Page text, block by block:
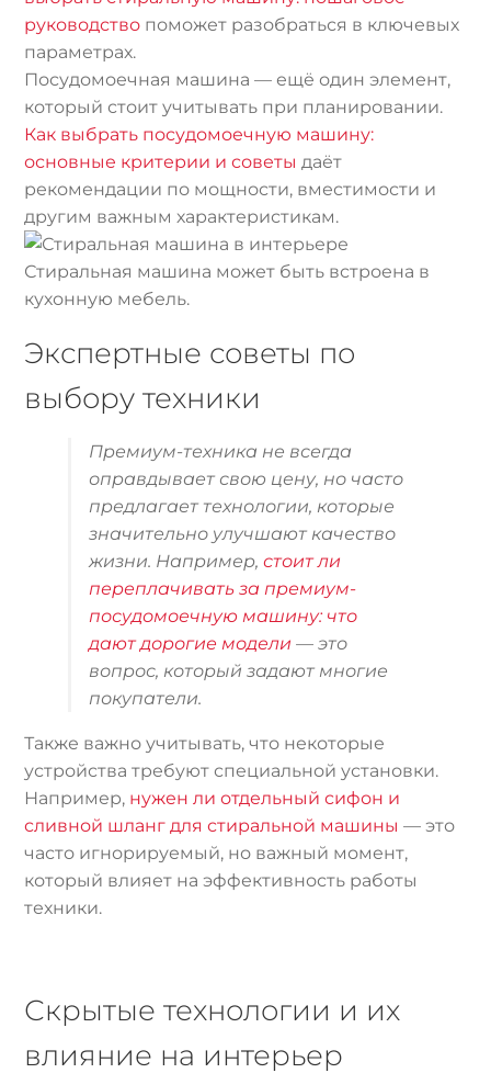
руководство поможет разобраться в ключевых
параметрах.
Посудомоечная машина — ещё один элемент,
который стоит учитывать при планировании.
Как выбрать посудомоечную машину:
основные критерии и советы даёт
рекомендации по мощности, вместимости и
другим важным характеристикам.
Стиральная машина может быть встроена в
кухонную мебель.
Экспертные советы по
выбору техники
Премиум-техника не всегда
оправдывает свою цену, но часто
предлагает технологии, которые
значительно улучшают качество
жизни. Например,стоит ли
переплачивать за премиум-
посудомоечную машину: что
дают дорогие модели — это
вопрос, который задают многие
покупатели.
Также важно учитывать, что некоторые
устройства требуют специальной установки.
Например, нужен ли отдельный сифон и
сливной шланг для стиральной машины — это
часто игнорируемый, но важный момент,
который влияет на эффективность работы
техники.
Скрытые технологии и их
влияние на интерьер